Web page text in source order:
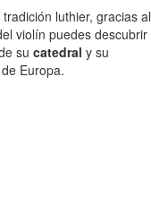
luthier, gracias al
violín puedes descubrir
su catedral y su
Europa.